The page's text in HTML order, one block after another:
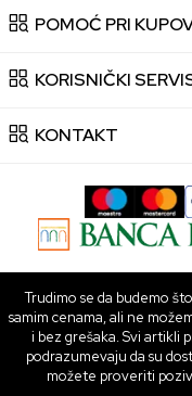
POMOĆ PRI
KORISNIČKI
KONTAKT
Trudimo se da budemo
samim cenama, ali ne
i bez grešaka. Svi artikli
podrazumevaju da su
možete proveriti